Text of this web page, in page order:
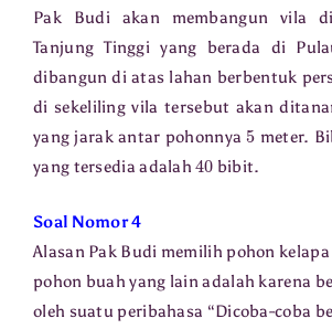
Pak Budi akan membangun vila
Tanjung Tinggi yang berada di
dibangun di atas lahan berbentuk
di sekeliling vila tersebut akan
yang jarak antar pohonnya5 meter.
yang tersedia adalah 40 bibit.
Soal Nomor 4
Alasan Pak Budi memilih pohon
pohon buah yang lain adalah karena
oleh suatu peribahasa “Dicoba-coba